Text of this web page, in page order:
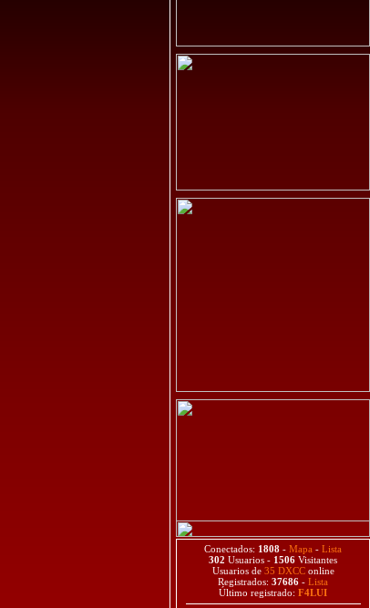
Conectados: 1808 - Mapa - Lista
302 Usuarios - 1506 Visitantes
Usuarios de 35 DXCConline
Registrados: 37686 - Lista
Último registrado: F4LUI